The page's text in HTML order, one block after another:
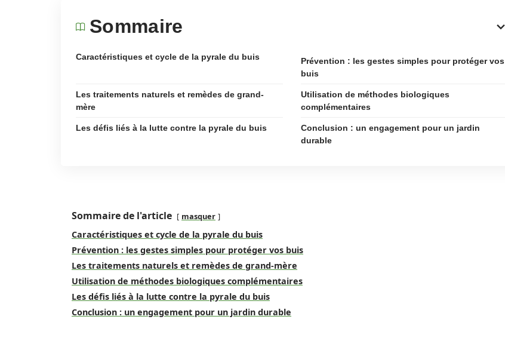
Sommaire
Caractéristiques et cycle de la pyrale du buis
Prévention : les gestes simples pour protéger vos
buis
Les traitements naturels et remèdes de grand-
mère
Utilisation de méthodes biologiques
complémentaires
Les défis liés à la lutte contre la pyrale du buis
Conclusion : un engagement pour un jardin
durable
Sommaire de l'article masquer
Caractéristiques et cycle de la pyrale du buis
Prévention : les gestes simples pour protéger vos buis
Les traitements naturels et remèdes de grand-mère
Utilisation de méthodes biologiques complémentaires
Les défis liés à la lutte contre la pyrale du buis
Conclusion : un engagement pour un jardin durable